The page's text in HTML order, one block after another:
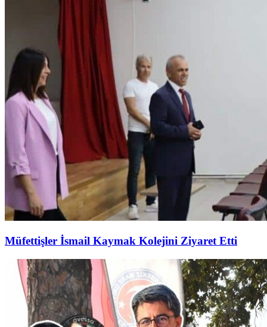
Müfettişler İsmail Kaymak Kolejini Ziyaret Etti